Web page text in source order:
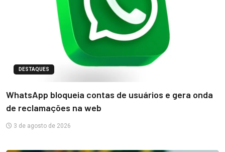
DESTAQUES
WhatsApp bloqueia contas de usuários e gera onda
de reclamações na web
3 de agosto de 2026